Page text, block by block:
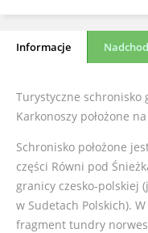
Informacje
Turystyczne schronisko
Karkonoszy położone
Schronisko położone
części Równi pod
granicy czesko-polskiej
w Sudetach Polskich).
fragment tundry